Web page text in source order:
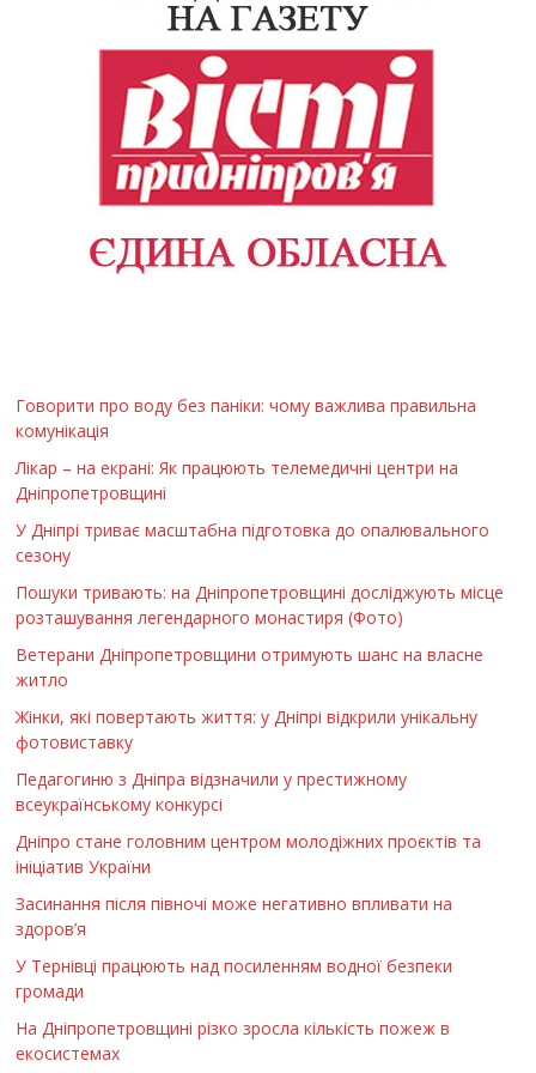
Говорити про воду без паніки: чому важлива правильна
комунікація
Лікар – на екрані: Як працюють телемедичні центри на
Дніпропетровщині
У Дніпрі триває масштабна підготовка до опалювального
сезону
Пошуки тривають: на Дніпропетровщині досліджують місце
розташування легендарного монастиря (Фото)
Ветерани Дніпропетровщини отримують шанс на власне
житло
Жінки, які повертають життя: у Дніпрі відкрили унікальну
фотовиставку
Педагогиню з Дніпра відзначили у престижному
всеукраїнському конкурсі
Дніпро стане головним центром молодіжних проєктів та
ініціатив України
Засинання після півночі може негативно впливати на
здоров’я
У Тернівці працюють над посиленням водної безпеки
громади
На Дніпропетровщині різко зросла кількість пожеж в
екосистемах